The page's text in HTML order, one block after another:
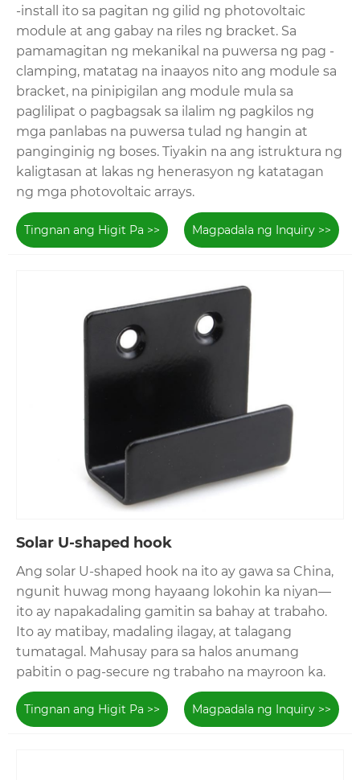
Gayunman, ang solar end clamp, ay para sa mga
panlabas na panel sa array-kasama na ito ay gawa
mga anti-slip na gasket upang maiwasan ang mga
scratching panel, at ang nakatiklop na istraktura
nito ay maaaring epektibong pigilan ang pag-ilid
ng presyon ng hangin. Bilang isang mahalagang
sangkap para sa mga bubong na tile ng tile at mga
maliliit na proyekto sa lupa, maaari itong magamit
gamit ang mga riles o kawit upang maiwasan ang
mga gilid ng panel mula sa pag-angat.
-install ito sa pagitan ng gilid ng photovoltaic
module at ang gabay na riles ng bracket. Sa
pamamagitan ng mekanikal na puwersa ng pag -
clamping, matatag na inaayos nito ang module sa
bracket, na pinipigilan ang module mula sa
paglilipat o pagbagsak sa ilalim ng pagkilos ng
mga panlabas na puwersa tulad ng hangin at
panginginig ng boses. Tiyakin na ang istruktura ng
kaligtasan at lakas ng henerasyon ng katatagan
ng mga photovoltaic arrays.
Tingnan ang Higit Pa >> Magpadala ng Inquiry >>
Solar U-shaped hook
Ang solar U-shaped hook na ito ay gawa sa China,
ngunit huwag mong hayaang lokohin ka niyan—
ito ay napakadaling gamitin sa bahay at trabaho.
Ito ay matibay, madaling ilagay, at talagang
tumatagal. Mahusay para sa halos anumang
pabitin o pag-secure ng trabaho na mayroon ka.
Tingnan ang Higit Pa >> Magpadala ng Inquiry >>